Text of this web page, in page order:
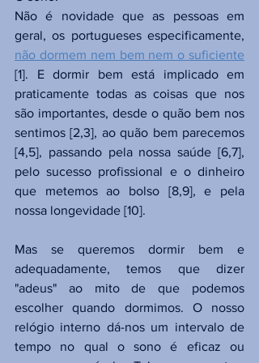
Não é novidade que as pessoas em
não dormem nem bem nem o suficiente
[1]. E dormir bem está implicado em
praticamente todas as coisas que nos
são importantes, desde o quão bem nos
sentimos [2,3], ao quão bem parecemos
[4,5], passando pela nossa saúde [6,7],
pelo sucesso profissional e o dinheiro
que metemos ao bolso [8,9], e pela
nossa longevidade [10].
Mas se queremos dormir bem e
adequadamente, temos que dizer
"adeus" ao mito de que podemos
escolher quando dormimos. O nosso
relógio interno dá-nos um intervalo de
tempo no qual o sono é eficaz ou